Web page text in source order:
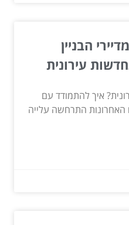
הבניין
עירונית
איך להתמודד עם
האחרונות התרחשה עלייה